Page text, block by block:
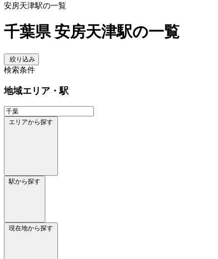
安房天津駅の一覧
千葉県 安房天津駅の一覧
絞り込み
検索条件
地域エリア・駅
エリアから探す
駅から探す
現在地から探す